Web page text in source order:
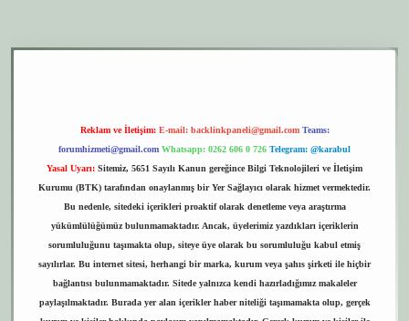
Reklam ve İletişim: E-mail: backlinkpaneli@gmail.com Teams:
forumhizmeti@gmail.com Whatsapp: 0262 606 0 726 Telegram: @karabul
Yasal Uyarı: Sitemiz, 5651 Sayılı Kanun gereğince Bilgi Teknolojileri ve İletişim
Kurumu (BTK) tarafından onaylanmış bir Yer Sağlayıcı olarak hizmet vermektedir.
Bu nedenle, sitedeki içerikleri proaktif olarak denetleme veya araştırma
yükümlülüğümüz bulunmamaktadır. Ancak, üyelerimiz yazdıkları içeriklerin
sorumluluğunu taşımakta olup, siteye üye olarak bu sorumluluğu kabul etmiş
sayılırlar. Bu internet sitesi, herhangi bir marka, kurum veya şahıs şirketi ile hiçbir
bağlantısı bulunmamaktadır. Sitede yalnızca kendi hazırladığımız makaleler
paylaşılmaktadır. Burada yer alan içerikler haber niteliği taşımamakta olup, gerçek